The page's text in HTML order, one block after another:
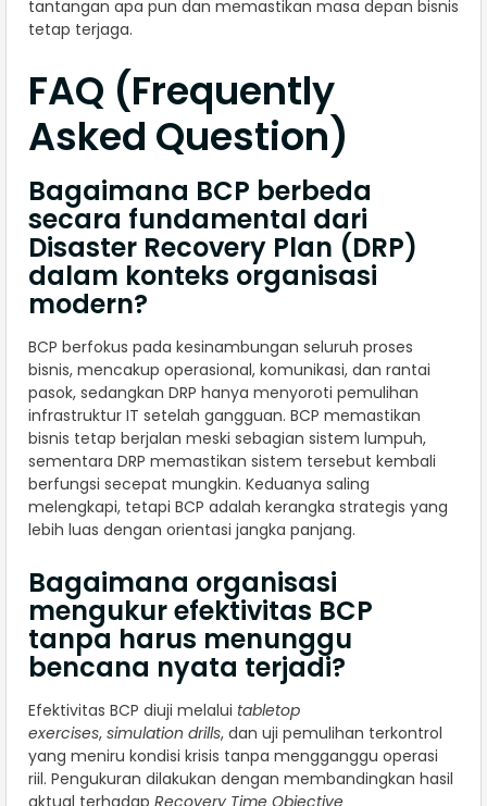
tantangan apa pun dan memastikan masa depan bisnis
tetap terjaga.
FAQ (Frequently
Asked Question)
Bagaimana BCP berbeda
secara fundamental dari
Disaster Recovery Plan (DRP)
dalam konteks organisasi
modern?
BCP berfokus pada kesinambungan seluruh proses
bisnis, mencakup operasional, komunikasi, dan rantai
pasok, sedangkan DRP hanya menyoroti pemulihan
infrastruktur IT setelah gangguan. BCP memastikan
bisnis tetap berjalan meski sebagian sistem lumpuh,
sementara DRP memastikan sistem tersebut kembali
berfungsi secepat mungkin. Keduanya saling
melengkapi, tetapi BCP adalah kerangka strategis yang
lebih luas dengan orientasi jangka panjang.
Bagaimana organisasi
mengukur efektivitas BCP
tanpa harus menunggu
bencana nyata terjadi?
Efektivitas BCP diuji melalui tabletop
exercises, simulation drills, dan uji pemulihan terkontrol
yang meniru kondisi krisis tanpa mengganggu operasi
riil. Pengukuran dilakukan dengan membandingkan hasil
aktual terhadap Recovery Time Objective